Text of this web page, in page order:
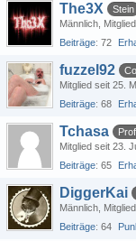
The3X
Stein
Männlich
Beiträge 72
fuzzel92
Mitglied seit 25.
Beiträge 68
Tchasa
Mitglied seit 23.
Beiträge 65
DiggerKai
Männlich
Beiträge 64